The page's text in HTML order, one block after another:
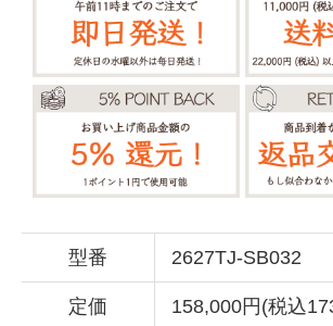
型番 2627TJ-SB032
定価 158,000円(税込